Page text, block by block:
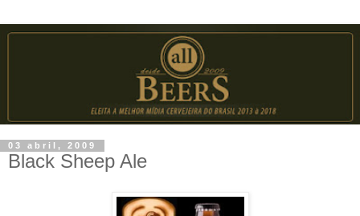
03 abril, 2009
Black Sheep Ale